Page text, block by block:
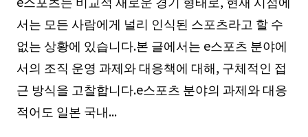
서는 모든 사람에게 널리 인식된 스포츠라고 할 수
없는 상황에 있습니다.본 글에서는 e스포츠 분야에
서의 조직 운영 과제와 대응책에 대해, 구체적인 접
근 방식을 고찰합니다.e스포츠 분야의 과제와 대응
적어도 일본 국내...